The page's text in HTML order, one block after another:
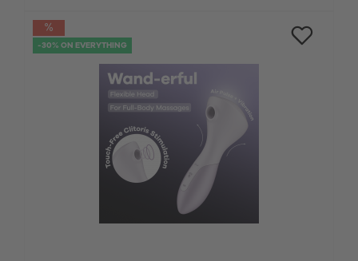
-30% ON EVERYTHING